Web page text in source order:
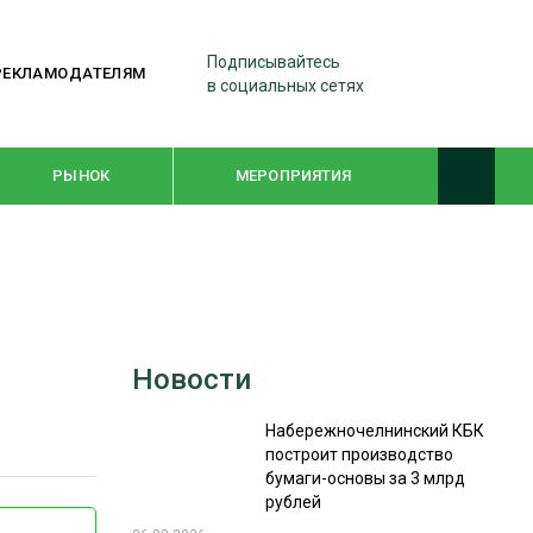
Подписывайтесь
в социальных сетях
РЫНОК МЕРОПРИЯТИЯ
WOODEX-2021
СУШКА ДРЕВЕСИНЫ
Новости
Набережночелнинский КБК
построит производство
бумаги-основы за 3 млрд
рублей